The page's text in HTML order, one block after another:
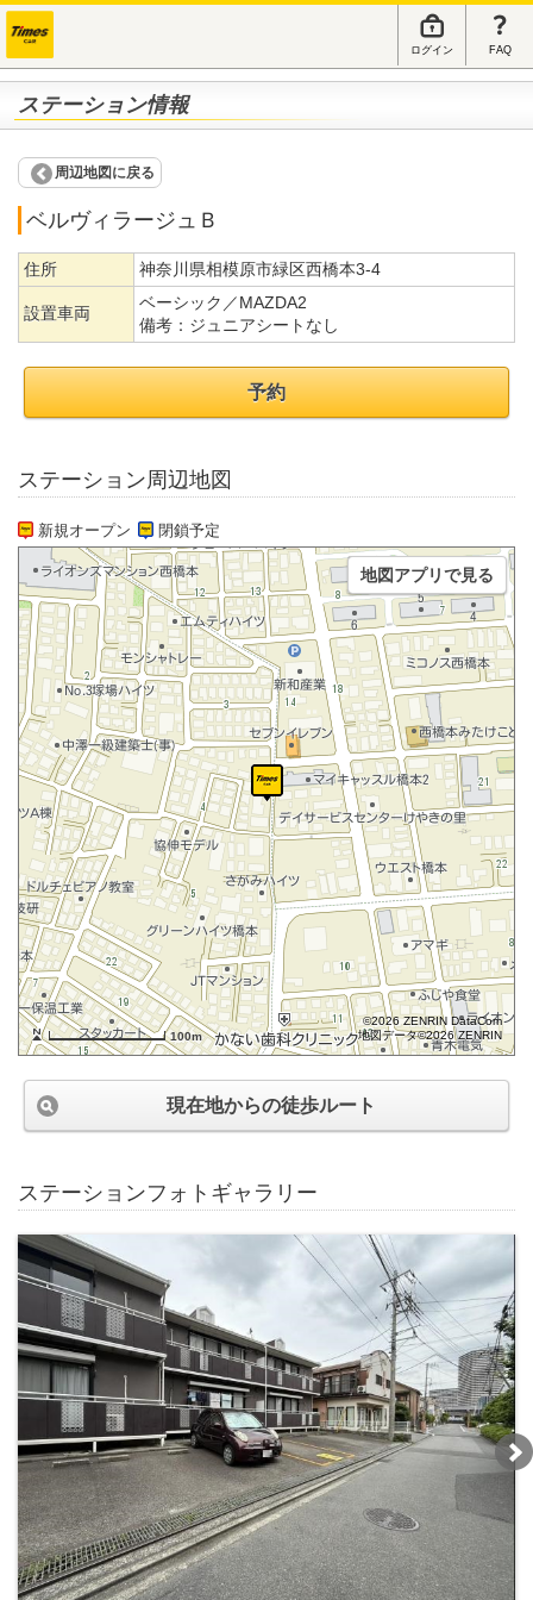
ログイン FAQ
ステーション情報
周辺地図に戻る
ベルヴィラージュＢ
住所 神奈川県相模原市緑区西橋本3-4
設置車両
ベーシック／MAZDA2
備考： ジュニアシートなし
予約
ステーション周辺地図
新規オープン 閉鎖予定
100m
©2026 ZENRIN DataCom
地図データ©2026 ZENRIN
地図アプリで見る
現在地からの徒歩ルート
ステーションフォトギャラリー